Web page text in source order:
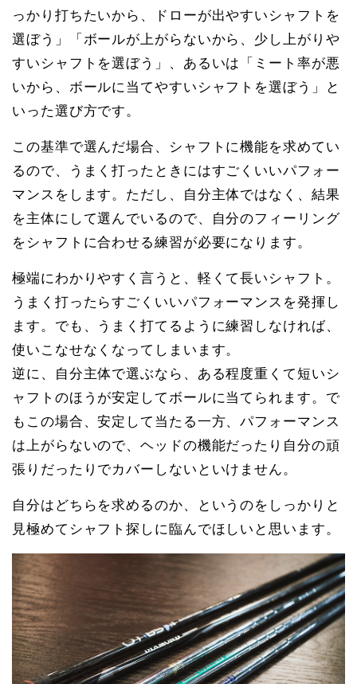
っかり打ちたいから、ドローが出やすいシャフトを
選ぼう」「ボールが上がらないから、少し上がりや
すいシャフトを選ぼう」、あるいは「ミート率が悪
いから、ボールに当てやすいシャフトを選ぼう」と
いった選び方です。
この基準で選んだ場合、シャフトに機能を求めてい
るので、うまく打ったときにはすごくいいパフォー
マンスをします。ただし、自分主体ではなく、結果
を主体にして選んでいるので、自分のフィーリング
をシャフトに合わせる練習が必要になります。
極端にわかりやすく言うと、軽くて長いシャフト。
うまく打ったらすごくいいパフォーマンスを発揮し
ます。でも、うまく打てるように練習しなければ、
使いこなせなくなってしまいます。
逆に、自分主体で選ぶなら、ある程度重くて短いシ
ャフトのほうが安定してボールに当てられます。で
もこの場合、安定して当たる一方、パフォーマンス
は上がらないので、ヘッドの機能だったり自分の頑
張りだったりでカバーしないといけません。
自分はどちらを求めるのか、というのをしっかりと
見極めてシャフト探しに臨んでほしいと思います。